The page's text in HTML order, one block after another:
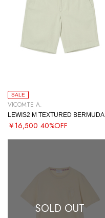
SALE
VICOMTE A.
LEWIS2 M TEXTURED BERMUDA
￥16,500 40%OFF
SOLD OUT